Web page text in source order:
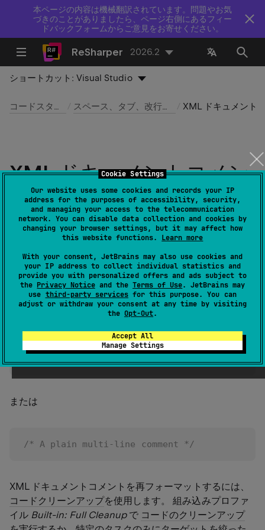
Cookie Settings
Our website uses some cookies and records your IP
address for the purposes of accessibility, security,
and managing your access to the telecommunication
network. You can disable data collection and cookies by
changing your browser settings, but it may affect how
this website functions. Learn more
With your consent, JetBrains may also use cookies and
your IP address to collect individual statistics and
provide you with personalized offers and ads subject to
the Privacy Noticeand the Terms of Use. JetBrains may
use third-party servicesfor this purpose. You can
adjust or withdraw your consent at any time by visiting
the Opt-Out.
Accept All
Manage Settings
本ページの内容は機械翻訳されています。問題やお気
づきのことがありましたら、ページ右側にあるフィー
ドバックフォームからご意見をお寄せください。
ReSharper 2026.2
ショートカット:Visual Studio
コードスタイルとクリーンアップ スペース、タブ、改行を使用してコードをフォーマットする
XML ドキュメントコメン
トを再フォーマットする
最終更新日： 2026 年 7 月 16 日
ReSharper は、お好みに合わせて XML ドキュメントコメ
ントを整形できます。
ReSharper では次のようなプレーン コメントは整形され
または
/* A plain multi-line comment */
XML ドキュメントコメントを再フォーマットするには、
コードクリーンアップを使用します。 組み込みプロファ
イル Built-in: Full Cleanupで コードのクリーンアップ